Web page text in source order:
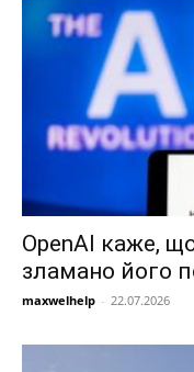
OpenAI каже,
зламано його
maxwelhelp - 22.07.2026